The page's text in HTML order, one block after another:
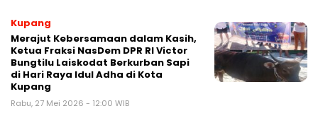
Kupang
Merajut Kebersamaan dalam Kasih,
Ketua Fraksi NasDem DPR RI Victor
Bungtilu Laiskodat Berkurban Sapi
di Hari Raya Idul Adha di Kota
Kupang
Rabu, 27 Mei 2026 - 12:00 WIB